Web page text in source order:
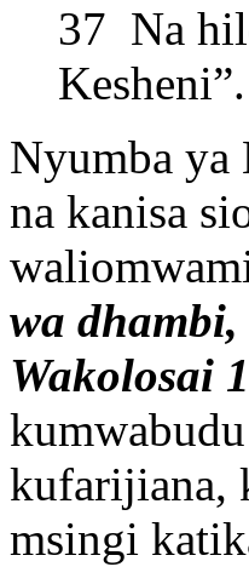
37 Na
Kesheni”.
Nyumba ya
na kanisa
wa
Wakolosai
kufarijiana,
msingi